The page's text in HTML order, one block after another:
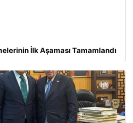
İlk Aşaması Tamamlandı